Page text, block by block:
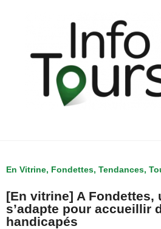
En Vitrine, Fondettes, Tendances,
[En vitrine] A Fondettes,
s’adapte pour accueillir
handicapés